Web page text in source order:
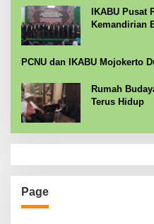
IKABU Pusat
Kemandirian
PCNU dan IKABU Mojokerto
Rumah
Terus Hidup
Page